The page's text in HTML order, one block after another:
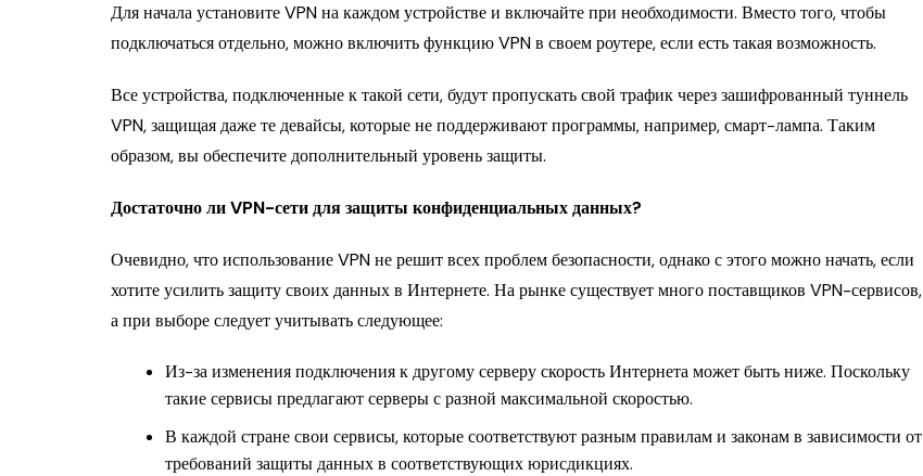
Для начала установите VPN на каждом устройстве и включайте при необходимости. Вместо того, чтобы
подключаться отдельно, можно включить функцию VPN в своем роутере, если есть такая возможность.
Все устройства, подключенные к такой сети, будут пропускать свой трафик через зашифрованный туннель
VPN, защищая даже те девайсы, которые не поддерживают программы, например, смарт-лампа. Таким
образом, вы обеспечите дополнительный уровень защиты.
Достаточно ли VPN-сети для защиты конфиденциальных данных?
Очевидно, что использование VPN не решит всех проблем безопасности, однако с этого можно начать, если
хотите усилить защиту своих данных в Интернете. На рынке существует много поставщиков VPN-сервисов,
а при выборе следует учитывать следующее:
Из-за изменения подключения к другому серверу скорость Интернета может быть ниже. Поскольку
такие сервисы предлагают серверы с разной максимальной скоростью.
В каждой стране свои сервисы, которые соответствуют разным правилам и законам в зависимости от
требований защиты данных в соответствующих юрисдикциях.